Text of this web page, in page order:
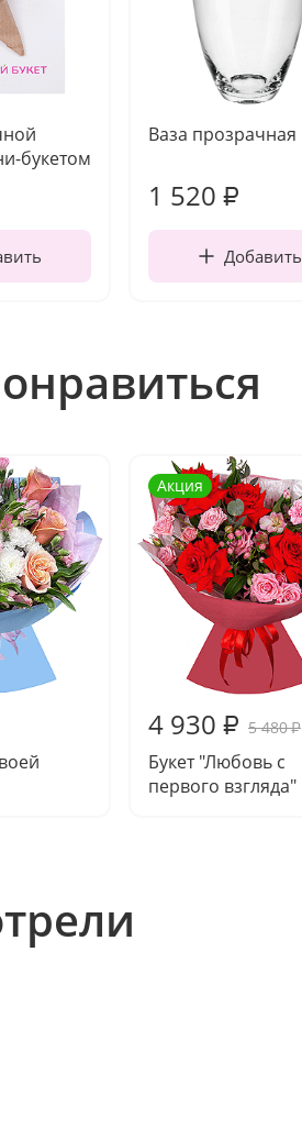
букетом
Ваза прозрачная
1 520 ₽
Добавить
Акция
4 930 ₽ 5 480₽
Букет "Любовь с
первого взгляда"